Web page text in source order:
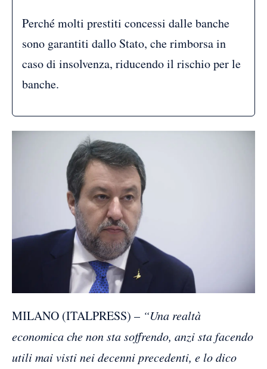
Perché molti prestiti concessi dalle banche
sono garantiti dallo Stato, che rimborsa in
caso di insolvenza, riducendo il rischio per le
banche.
MILANO (ITALPRESS) – “Una realtà
economica che non sta soffrendo, anzi sta facendo
utili mai visti nei decenni precedenti, e lo dico